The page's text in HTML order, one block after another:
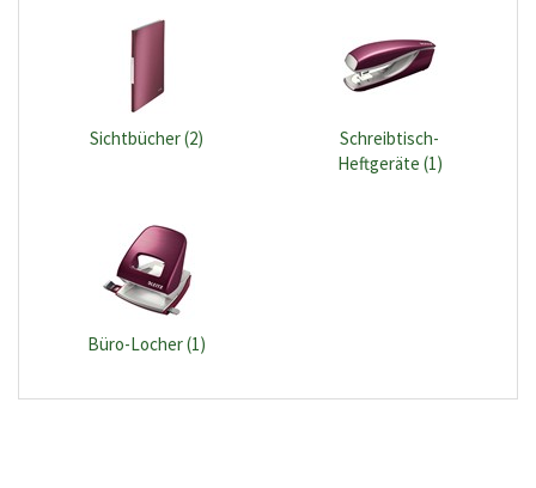
Sichtbücher (2)
Schreibtisch-
Heftgeräte (1)
Büro-Locher (1)